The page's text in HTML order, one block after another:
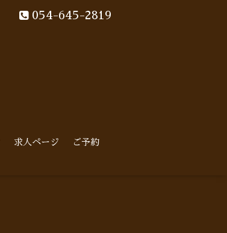
054-645-2819
求人ページ
ご予約